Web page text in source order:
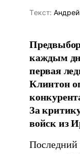
Tекст:
каждым
первая
Клинтон
За
войск из
Последний